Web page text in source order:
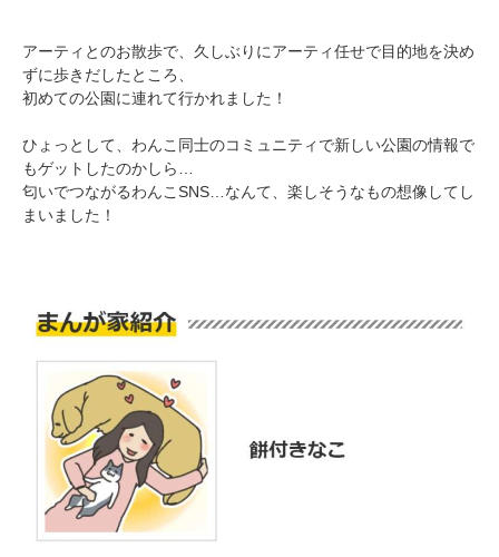
アーティとのお散歩で、久しぶりにアーティ任せで目的地を決め
ずに歩きだしたところ、
初めての公園に連れて行かれました！
ひょっとして、わんこ同士のコミュニティで新しい公園の情報で
もゲットしたのかしら…
匂いでつながるわんこSNS…なんて、楽しそうなもの想像してし
まいました！
pecodogs
いぬ部をフォロー
ねこ部をフォロー
PECOアプリをダウンロード済みの方
アプリで開く